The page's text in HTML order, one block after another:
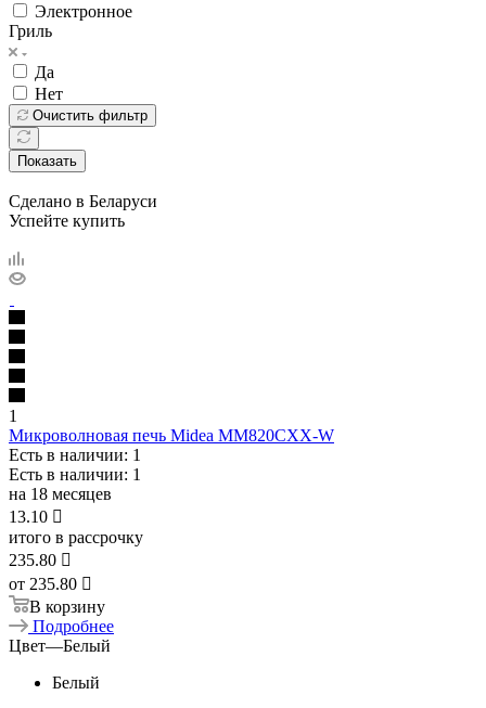
Электронное
Гриль
Да
Нет
Очистить фильтр
Показать
Сделано в Беларуси
Успейте купить
1
Микроволновая печь Midea MM820CXX-W
Есть в наличии: 1
Есть в наличии: 1
на 18 месяцев
13.10 
итого в рассрочку
235.80 
от 235.80 
В корзину
Подробнее
Цвет—Белый
Белый